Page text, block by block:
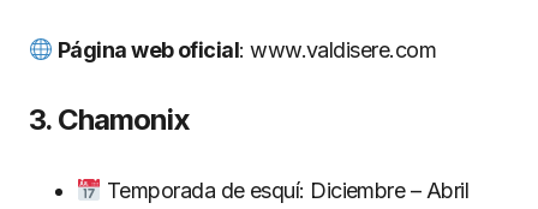
Página web oficial: www.valdisere.com
3. Chamonix
Temporada de esquí: Diciembre – Abril